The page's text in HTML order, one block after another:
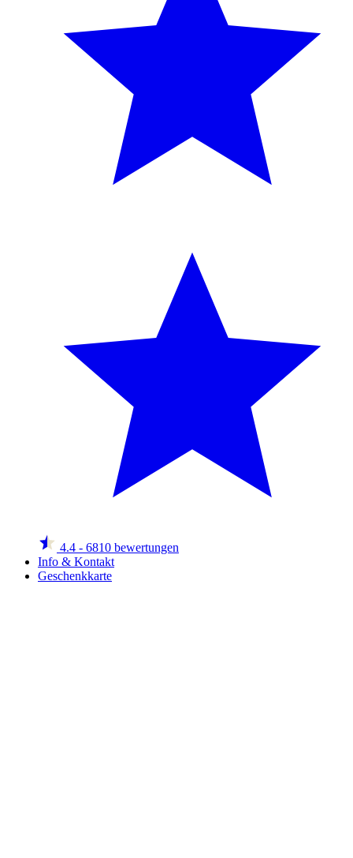
4.4 - 6810 bewertungen
Info & Kontakt
Geschenkkarte